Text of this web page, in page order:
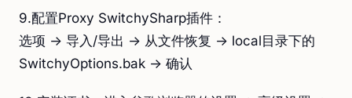
9.配置Proxy SwitchySharp插件：
选项 -> 导入/导出 -> 从文件恢复 -> local目录下的
SwitchyOptions.bak -> 确认